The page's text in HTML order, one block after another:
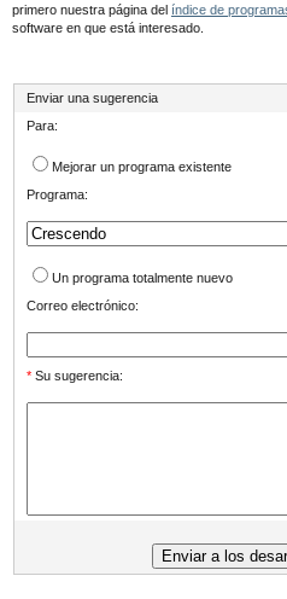
primero nuestra página del índice de
software en que está interesado.
Enviar una sugerencia
Para:
Mejorar un programa existente
Programa:
Un programa totalmente nuevo
Correo electrónico:
* Su sugerencia: